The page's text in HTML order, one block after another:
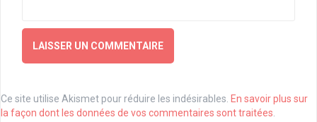
Ce site utilise Akismet pour réduire les indésirables. En savoir plus sur
la façon dont les données de vos commentaires sont traitées